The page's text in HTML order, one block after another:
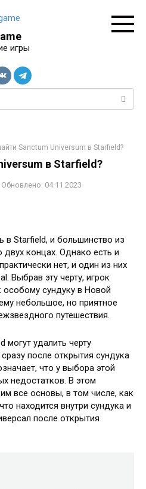
игры
Sanctum Universum в Starfield?
в Starfield?
Обновлено: 04.11.2023
в Starfield, и большинство из
двух концах. Однако есть и
нет, и один из них
Выбрав эту черту, игрок
особому сундуку в Новой
небольшое, но приятное
путешествия.
могут удалить черту
после открытия сундука
что у выбора этой
недостатков. В этом
все основы, в том числе, как
находится внутри сундука и
после открытия